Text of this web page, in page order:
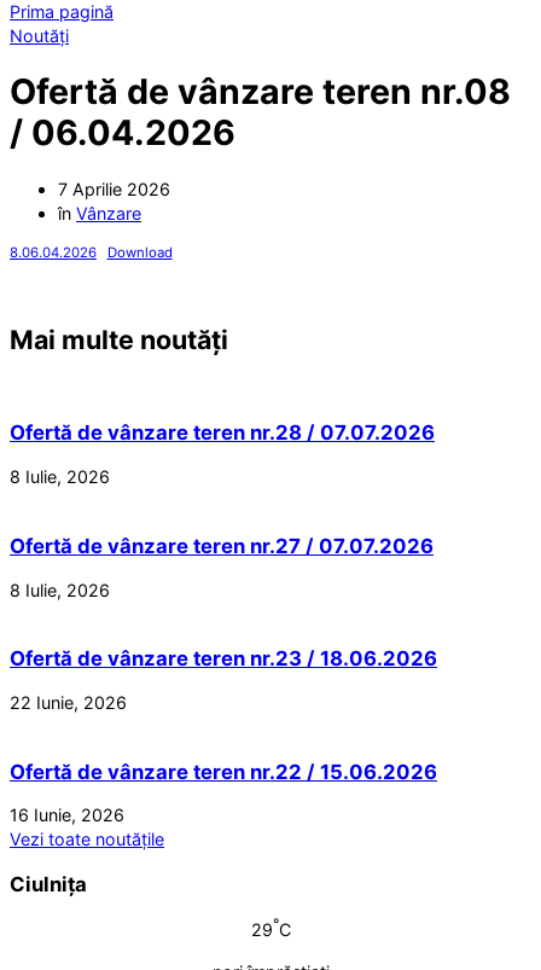
Prima pagină
Noutăți
Ofertă de vânzare teren nr.08
/ 06.04.2026
7 Aprilie 2026
în Vânzare
8.06.04.2026 Download
Mai multe noutăți
Ofertă de vânzare teren nr.28 / 07.07.2026
8 Iulie, 2026
Ofertă de vânzare teren nr.27 / 07.07.2026
8 Iulie, 2026
Ofertă de vânzare teren nr.23 / 18.06.2026
22 Iunie, 2026
Ofertă de vânzare teren nr.22 / 15.06.2026
16 Iunie, 2026
Vezi toate noutățile
Ciulnița
29°C